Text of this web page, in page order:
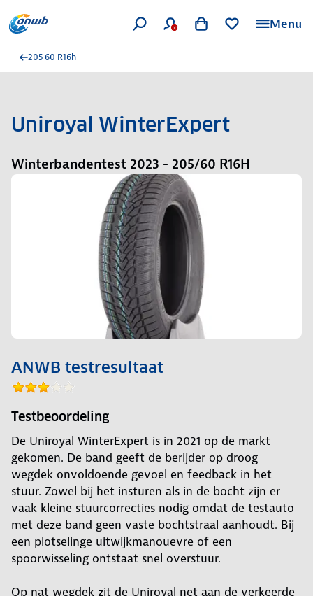
Menu
205 60 R16h
Uniroyal WinterExpert
Winterbandentest 2023 - 205/60 R16H
ANWB testresultaat
Testbeoordeling
De Uniroyal WinterExpert is in 2021 op de markt
gekomen. De band geeft de berijder op droog
wegdek onvoldoende gevoel en feedback in het
stuur. Zowel bij het insturen als in de bocht zijn er
vaak kleine stuurcorrecties nodig omdat de testauto
met deze band geen vaste bochtstraal aanhoudt. Bij
een plotselinge uitwijkmanouevre of een
spoorwisseling ontstaat snel overstuur.
Op nat wegdek zit de Uniroyal net aan de verkeerde